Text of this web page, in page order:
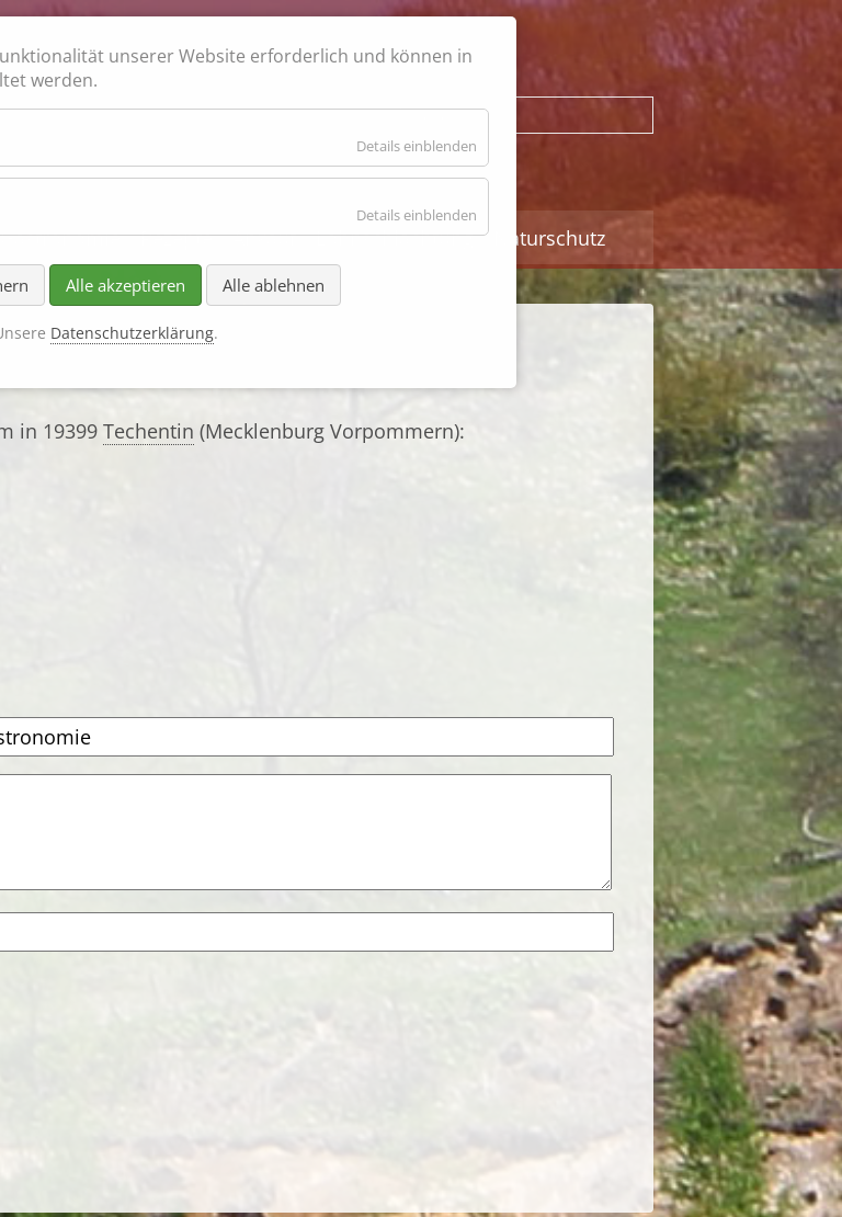
Suchbegriffe
Gastronomie Rezepte Ankauf Lohnschlachtung Naturschutz
in 19399 Techentin (Mecklenburg Vorpommern):
unserer Website erforderlich und können in
werden.
Details einblenden
Details einblenden
Alle akzeptieren Alle ablehnen
Datenschutzerklärung.